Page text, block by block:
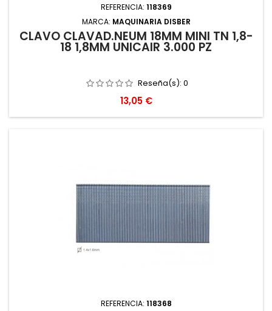
REFERENCIA: 118369
MARCA: MAQUINARIA DISBER
CLAVO CLAVAD.NEUM 18MM MINI TN 1,8-
18 1,8MM UNICAIR 3.000 PZ
Reseña(s): 0
Precio
13,05 €
REFERENCIA: 118368